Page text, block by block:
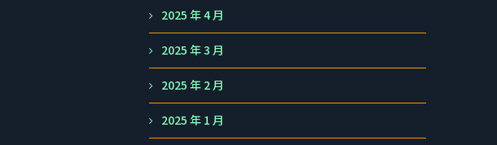
2025 年 4 月
2025 年 3 月
2025 年 2 月
2025 年 1 月